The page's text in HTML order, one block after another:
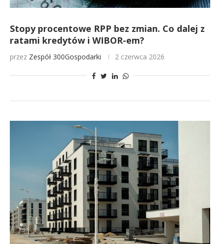
Stopy procentowe RPP bez zmian. Co dalej z
ratami kredytów i WIBOR-em?
przez Zespół 300Gospodarki 2 czerwca 2026